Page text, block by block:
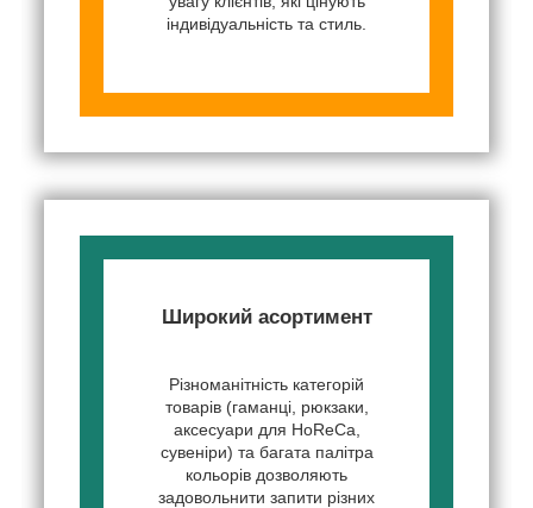
індивідуальність та стиль.
Широкий асортимент
Різноманітність категорій
товарів (гаманці, рюкзаки,
аксесуари для HoReCa,
сувеніри) та багата палітра
кольорів дозволяють
задовольнити запити різних